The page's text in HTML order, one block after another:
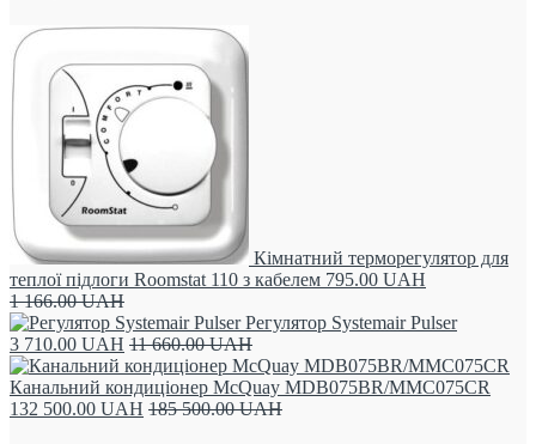
Кімнатний терморегулятор для
теплої підлоги Roomstat 110 з кабелем 795.00 UAH
1 166.00UAH
Регулятор Systemair Pulser
3 710.00 UAH 11 660.00UAH
Канальний кондиціонер McQuay MDB075BR/MMC075CR
132 500.00 UAH 185 500.00UAH